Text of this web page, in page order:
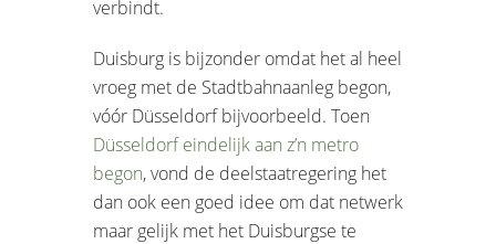
verbindt.
Duisburg is bijzonder omdat het al heel
vroeg met de Stadtbahnaanleg begon,
vóór Düsseldorf bijvoorbeeld. Toen
Düsseldorf eindelijk aan z’n metro
begon, vond de deelstaatregering het
dan ook een goed idee om dat netwerk
maar gelijk met het Duisburgse te